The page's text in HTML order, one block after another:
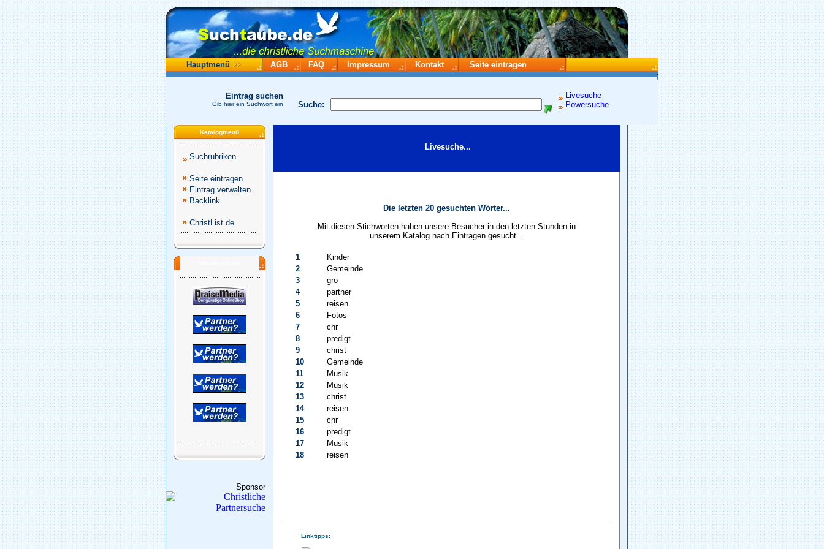
Hauptmenü AGB FAQ Impressum Kontakt Seite eintragen
Suche:
Livesuche
Powersuche
Eintrag suchen
Gib hier ein Suchwort ein
Katalogmenü
Suchrubriken
Seite eintragen
Eintrag verwalten
Backlink
ChristList.de
Sponsor
Livesuche...
Die letzten 20 gesuchten Wörter...
Mit diesen Stichworten haben unsere Besucher in den letzten Stunden in
unserem Katalog nach Einträgen gesucht...
1
Kinder
2
Gemeinde
3
gro
4
partner
5
reisen
6
Fotos
7
chr
8
predigt
9
christ
10
Gemeinde
11
Musik
12
Musik
13
christ
14
reisen
15
chr
16
predigt
17
Musik
18
reisen
Linktipps: